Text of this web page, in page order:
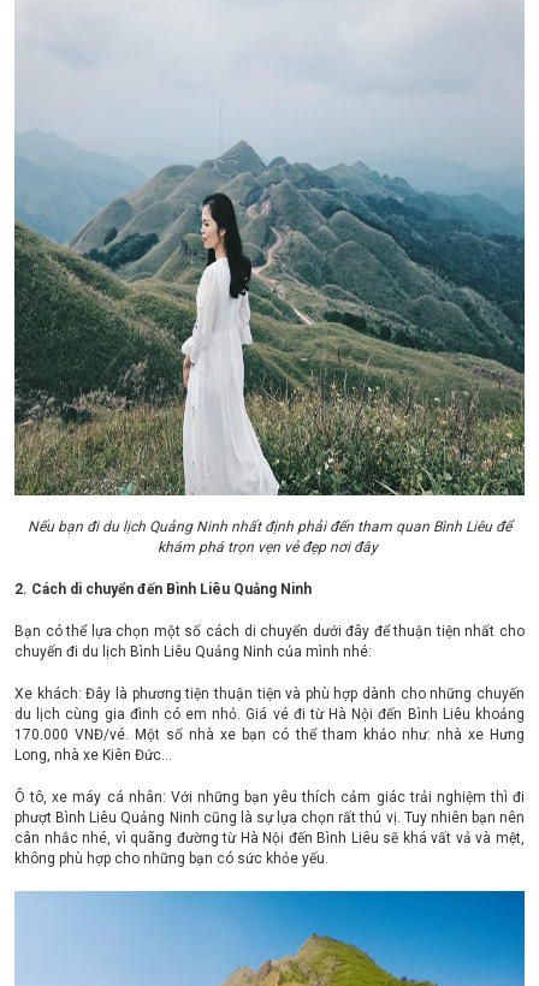
Nếu bạn đi du lịch Quảng Ninh nhất định phải đến tham quan Bình Liêu để
khám phá trọn vẹn vẻ đẹp nơi đây
2. Cách di chuyển đến Bình Liêu Quảng Ninh
Bạn có thể lựa chọn một số cách di chuyển dưới đây để thuận tiện nhất cho
chuyến đi du lịch Bình Liêu Quảng Ninh của mình nhé:
Xe khách: Đây là phương tiện thuận tiện và phù hợp dành cho những chuyến
du lịch cùng gia đình có em nhỏ. Giá vé đi từ Hà Nội đến Bình Liêu khoảng
170.000 VNĐ/vé. Một số nhà xe bạn có thể tham khảo như: nhà xe Hưng
Long, nhà xe Kiên Đức...
Ô tô, xe máy cá nhân: Với những bạn yêu thích cảm giác trải nghiệm thì đi
phượt Bình Liêu Quảng Ninh cũng là sự lựa chọn rất thú vị. Tuy nhiên bạn nên
cân nhắc nhé, vì quãng đường từ Hà Nội đến Bình Liêu sẽ khá vất vả và mệt,
không phù hợp cho những bạn có sức khỏe yếu.